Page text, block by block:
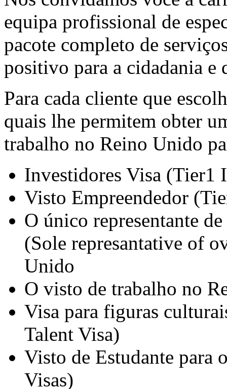
equipa profissional de
pacote completo de
positivo para a cidadania
Para cada cliente que
quais lhe permitem obter
trabalho no Reino Unido
Investidores Visa (Tier1
Visto Empreendedor
O único representante
(Sole represantative of
Unido
O visto de trabalho no
Visa para figuras
Talent Visa)
Visto de Estudante para
Visas)